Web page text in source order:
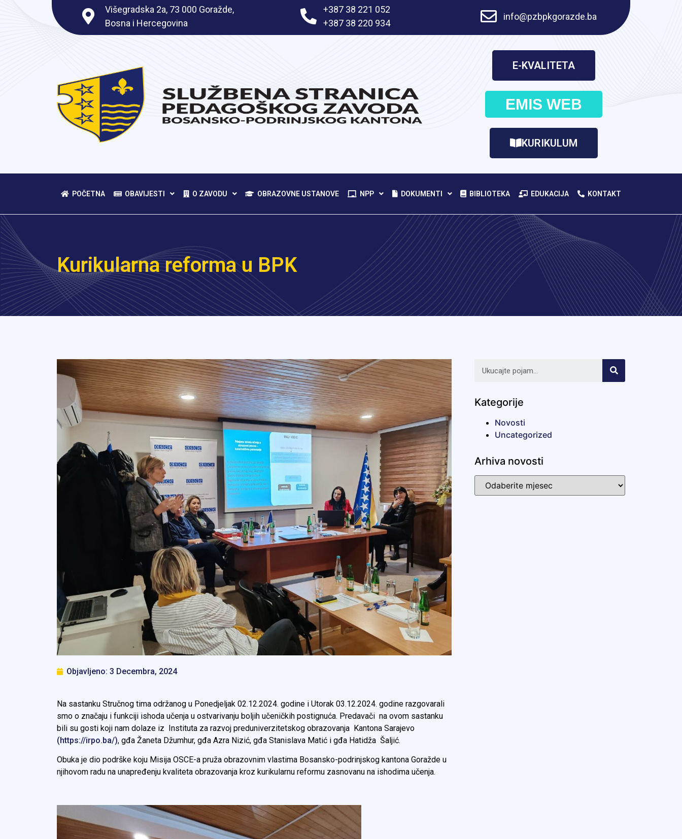
Višegradska 2a, 73 000 Goražde,
Bosna i Hercegovina
+387 38 221 052
+387 38 220 934
info@pzbpkgorazde.ba
E-KVALITETA
EMIS WEB
KURIKULUM
POČETNA OBAVIJESTI O ZAVODU OBRAZOVNE USTANOVE NPP DOKUMENTI BIBLIOTEKA EDUKACIJA KONTAKT
Kurikularna reforma u BPK
Objavljeno: 3 Decembra, 2024
Na sastanku Stručnog tima održanog u Ponedjeljak 02.12.2024. godine i Utorak 03.12.2024. godine razgovarali
smo o značaju i funkciji ishoda učenja u ostvarivanju boljih učeničkih postignuća. Predavači na ovom sastanku
bili su gosti koji nam dolaze iz Instituta za razvoj preduniverzitetskog obrazovanja Kantona Sarajevo
(https://irpo.ba/), gđa Žaneta Džumhur, gđa Azra Nizić, gđa Stanislava Matić i gđa Hatidža Šaljić.
Obuka je dio podrške koju Misija OSCE-a pruža obrazovnim vlastima Bosansko-podrinjskog kantona Goražde u
njihovom radu na unapređenju kvaliteta obrazovanja kroz kurikularnu reformu zasnovanu na ishodima učenja.
Kategorije
Novosti
Uncategorized
Arhiva novosti